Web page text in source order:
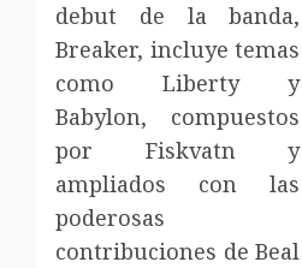
debut de la banda,
Breaker, incluye temas
como Liberty y
Babylon, compuestos
por Fiskvatn y
ampliados con las
poderosas
contribuciones de Beal